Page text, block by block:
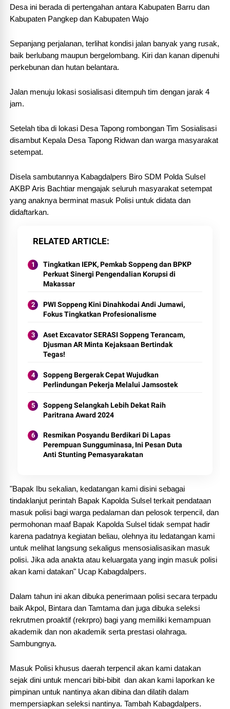
Desa ini berada di pertengahan antara Kabupaten Barru dan
Kabupaten Pangkep dan Kabupaten Wajo
Sepanjang perjalanan, terlihat kondisi jalan banyak yang rusak,
baik berlubang maupun bergelombang. Kiri dan kanan dipenuhi
perkebunan dan hutan belantara.
Jalan menuju lokasi sosialisasi ditempuh tim dengan jarak 4
jam.
Setelah tiba di lokasi Desa Tapong rombongan Tim Sosialisasi
disambut Kepala Desa Tapong Ridwan dan warga masyarakat
setempat.
Disela sambutannya Kabagdalpers Biro SDM Polda Sulsel
AKBP Aris Bachtiar mengajak seluruh masyarakat setempat
yang anaknya berminat masuk Polisi untuk didata dan
didaftarkan.
RELATED ARTICLE
Tingkatkan IEPK, Pemkab Soppeng dan BPKP
Perkuat Sinergi Pengendalian Korupsi di
Makassar
PWI Soppeng Kini Dinahkodai Andi Jumawi,
Fokus Tingkatkan Profesionalisme
Aset Excavator SERASI Soppeng Terancam,
Djusman AR Minta Kejaksaan Bertindak
Tegas!
Soppeng Bergerak Cepat Wujudkan
Perlindungan Pekerja Melalui Jamsostek
Soppeng Selangkah Lebih Dekat Raih
Paritrana Award 2024
Resmikan Posyandu Berdikari Di Lapas
Perempuan Sungguminasa, Ini Pesan Duta
Anti Stunting Pemasyarakatan
"Bapak Ibu sekalian, kedatangan kami disini sebagai
tindaklanjut perintah Bapak Kapolda Sulsel terkait pendataan
masuk polisi bagi warga pedalaman dan pelosok terpencil, dan
permohonan maaf Bapak Kapolda Sulsel tidak sempat hadir
karena padatnya kegiatan beliau, olehnya itu ledatangan kami
untuk melihat langsung sekaligus mensosialisasikan masuk
polisi. Jika ada anakta atau keluargata yang ingin masuk polisi
akan kami datakan" Ucap Kabagdalpers.
Dalam tahun ini akan dibuka penerimaan polisi secara terpadu
baik Akpol, Bintara dan Tamtama dan juga dibuka seleksi
rekrutmen proaktif (rekrpro) bagi yang memiliki kemampuan
akademik dan non akademik serta prestasi olahraga.
Sambungnya.
Masuk Polisi khusus daerah terpencil akan kami datakan
sejak dini untuk mencari bibi-bibit dan akan kami laporkan ke
pimpinan untuk nantinya akan dibina dan dilatih dalam
mempersiapkan seleksi nantinya. Tambah Kabagdalpers.